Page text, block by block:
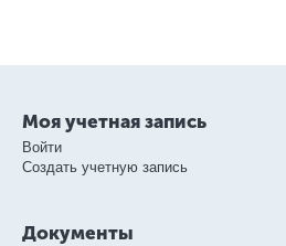
Моя учетная запись
Войти
Создать учетную запись
Документы